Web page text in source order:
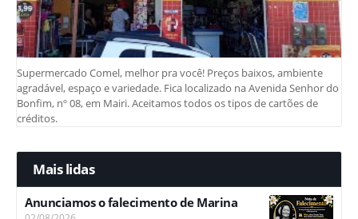
Supermercado Comel, melhor pra você! Preços baixos, ambiente
agradável, espaço e variedade. Fica localizado na Avenida Senhor do
Bonfim, nº 08, em Mairi. Aceitamos todos os tipos de cartões de
créditos.
Mais lidas
Anunciamos o falecimento de Marina